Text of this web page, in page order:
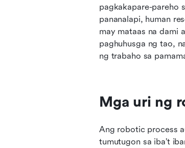
pagkakapare-pareho
pananalapi, human
may mataas na dami
paghuhusga ng tao,
ng trabaho sa
Mga uri ng
Ang robotic process
tumutugon sa iba’t